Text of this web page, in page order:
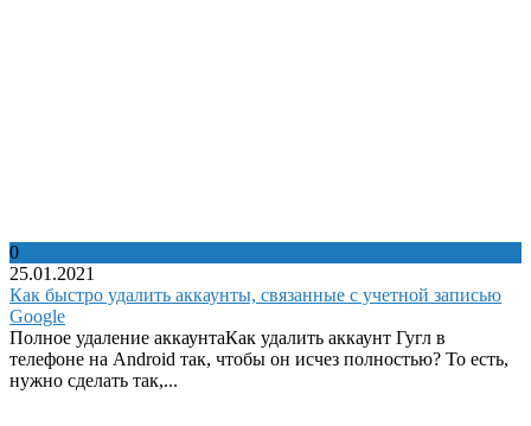
0
25.01.2021
Как быстро удалить аккаунты, связанные с учетной записью
Google
Полное удаление аккаунтаКак удалить аккаунт Гугл в
телефоне на Android так, чтобы он исчез полностью? То есть,
нужно сделать так,...